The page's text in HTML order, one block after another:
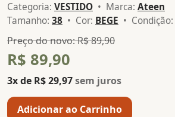
Categoria: VESTIDO • Marca: Ateen
Tamanho: 38 • Cor: BEGE • Condição:
Preço do novo: R$ 89,90
R$ 89,90
3x de R$ 29,97sem juros
Adicionar ao Carrinho